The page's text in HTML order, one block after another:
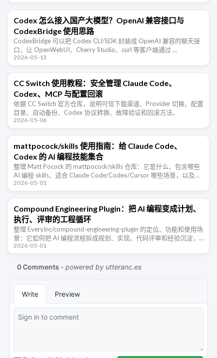
Codex 怎么接入国产大模型？OpenAI 兼容接口与
CodexBridge 使用思路
CodexBridge 可以把 Codex CLI/SDK 封装成 OpenAI 兼容的聊天接
口，让 OpenWebUI、Cherry Studio、curl 等客户端通过 …
2026-05-13
CC Switch 使用教程：安全管理 Claude Code、
Codex、MCP 与配置回滚
依据 CC Switch 官方仓库，说明可信下载渠道、Provider 切换、配置
目录、自动备份、Codex 协议转换、故障验证和回滚方法。
2026-05-06
mattpocock/skills 使用指南：给 Claude Code、
Codex 的 AI 编程技能集合
整理 Matt Pocock 的 mattpocock/skills 仓库：它是什么、包含哪些
AI 编程 skills、适合 Claude Code/Codex/Cursor 哪些场景，以及如
何用它 …
2026-05-01
Compound Engineering Plugin：把 AI 编程变成计划、
执行、评审的工程循环
整理 EveryInc/compound-engineering-plugin 的定位、功能和使用场
景：它如何把 AI 编程流程拆成规划、实现、代码评审和经验沉淀，
并适配 Claude …
2026-05-01